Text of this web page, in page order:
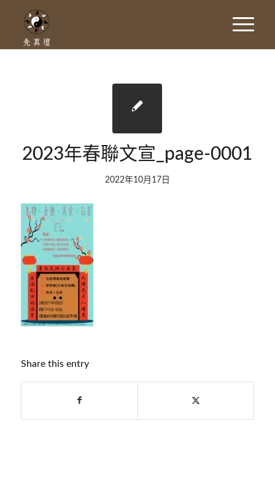
2023年春聯文宣_page-0001
2022年10月17日
Share this entry